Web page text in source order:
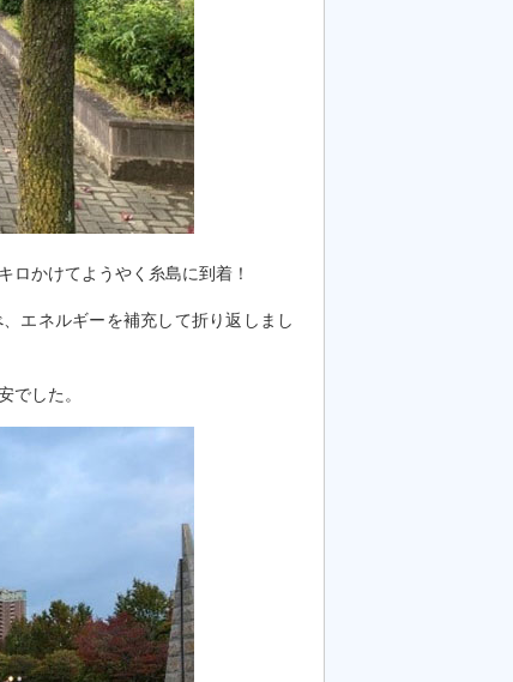
ロかけてようやく糸島に到着！
エネルギーを補充して折り返しまし
でした。